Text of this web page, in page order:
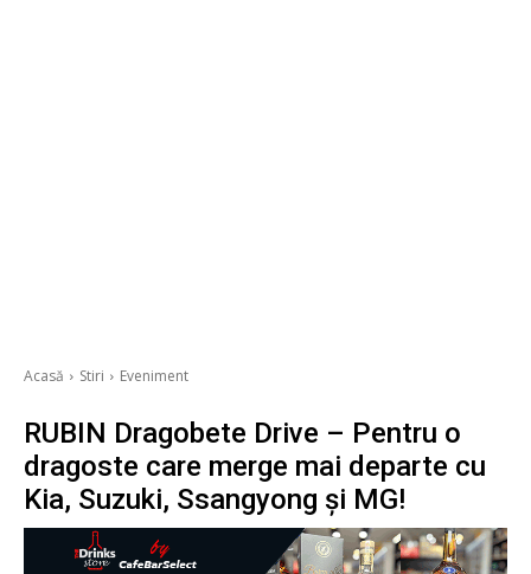
Acasă Stiri Eveniment
RUBIN Dragobete Drive – Pentru o
dragoste care merge mai departe cu
Kia, Suzuki, Ssangyong și MG!